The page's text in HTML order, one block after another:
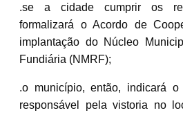
.se a cidade cumprir os
formalizará o Acordo de
implantação do Núcleo
Fundiária (NMRF);
.o município, então, indicará
responsável pela vistoria no